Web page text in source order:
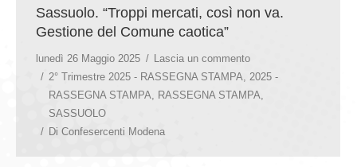
Sassuolo. “Troppi mercati, così non va.
Gestione del Comune caotica”
lunedì 26 Maggio 2025
Lascia un commento
2° Trimestre 2025 - RASSEGNA STAMPA, 2025 -
RASSEGNA STAMPA, RASSEGNA STAMPA,
SASSUOLO
Di Confesercenti Modena